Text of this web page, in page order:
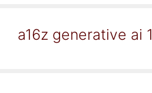
a16z generative ai 1